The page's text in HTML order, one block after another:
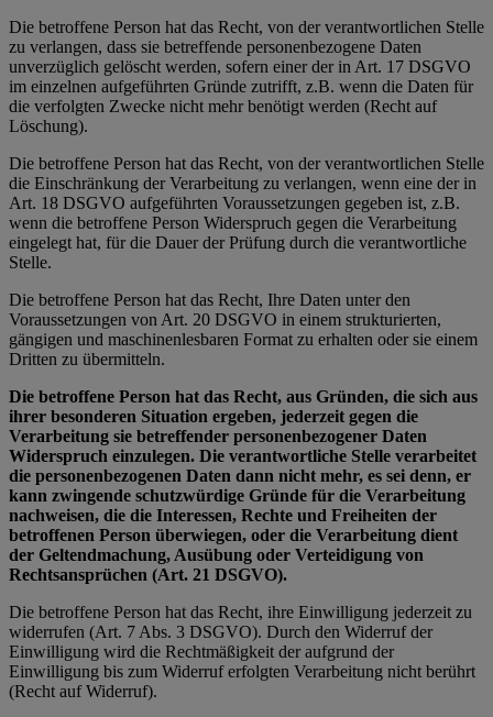
Die betroffene Person hat das Recht, von der verantwortlichen Stelle
zu verlangen, dass sie betreffende personenbezogene Daten
unverzüglich gelöscht werden, sofern einer der in Art. 17 DSGVO
im einzelnen aufgeführten Gründe zutrifft, z.B. wenn die Daten für
die verfolgten Zwecke nicht mehr benötigt werden (Recht auf
Löschung).
Die betroffene Person hat das Recht, von der verantwortlichen Stelle
die Einschränkung der Verarbeitung zu verlangen, wenn eine der in
Art. 18 DSGVO aufgeführten Voraussetzungen gegeben ist, z.B.
wenn die betroffene Person Widerspruch gegen die Verarbeitung
eingelegt hat, für die Dauer der Prüfung durch die verantwortliche
Stelle.
Die betroffene Person hat das Recht, Ihre Daten unter den
Voraussetzungen von Art. 20 DSGVO in einem strukturierten,
gängigen und maschinenlesbaren Format zu erhalten oder sie einem
Dritten zu übermitteln.
Die betroffene Person hat das Recht, aus Gründen, die sich aus
ihrer besonderen Situation ergeben, jederzeit gegen die
Verarbeitung sie betreffender personenbezogener Daten
Widerspruch einzulegen. Die verantwortliche Stelle verarbeitet
die personenbezogenen Daten dann nicht mehr, es sei denn, er
kann zwingende schutzwürdige Gründe für die Verarbeitung
nachweisen, die die Interessen, Rechte und Freiheiten der
betroffenen Person überwiegen, oder die Verarbeitung dient
der Geltendmachung, Ausübung oder Verteidigung von
Rechtsansprüchen (Art. 21 DSGVO).
Die betroffene Person hat das Recht, ihre Einwilligung jederzeit zu
widerrufen (Art. 7 Abs. 3 DSGVO). Durch den Widerruf der
Einwilligung wird die Rechtmäßigkeit der aufgrund der
Einwilligung bis zum Widerruf erfolgten Verarbeitung nicht berührt
(Recht auf Widerruf).